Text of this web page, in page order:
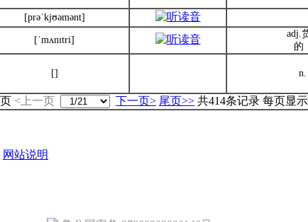
[prəˈkjʊəmənt]
[ˈmʌnɪtri]
adj.
的
[]
<上一页 下一页> 尾页>> 共414条记录 每页显
网站说明